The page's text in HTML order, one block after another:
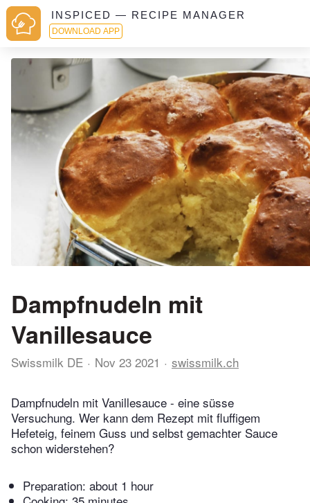
INSPICED — RECIPE MANAGER
DOWNLOAD APP
Dampfnudeln mit
Vanillesauce
Swissmilk DE Nov 23 2021 swissmilk.ch
Dampfnudeln mit Vanillesauce - eine süsse
Versuchung. Wer kann dem Rezept mit fluffigem
Hefeteig, feinem Guss und selbst gemachter Sauce
schon widerstehen?
Preparation: about 1 hour